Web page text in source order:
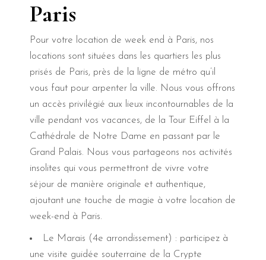
Paris
Pour votre location de week end à Paris, nos
locations sont situées dans les quartiers les plus
prisés de Paris, près de la ligne de métro qu’il
vous faut pour arpenter la ville. Nous vous offrons
un accès privilégié aux lieux incontournables de la
ville pendant vos vacances, de la Tour Eiffel à la
Cathédrale de Notre Dame en passant par le
Grand Palais. Nous vous partageons nos activités
insolites qui vous permettront de vivre votre
séjour de manière originale et authentique,
ajoutant une touche de magie à votre location de
week-end à Paris.
Le Marais (4e arrondissement) : participez à
une visite guidée souterraine de la Crypte